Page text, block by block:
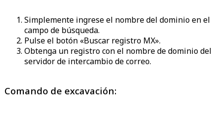
Simplemente ingrese el nombre del dominio en el
campo de búsqueda.
Pulse el botón «Buscar registro MX».
Obtenga un registro con el nombre de dominio del
servidor de intercambio de correo.
Comando de excavación: